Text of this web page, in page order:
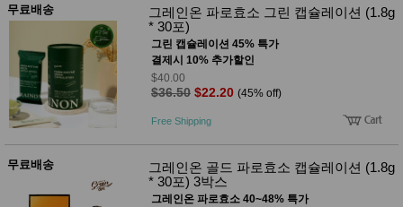
무료배송
그레인온 파로효소 그린 캡슐레이션 (1.8g
* 30포)
그린 캡슐레이션 45% 특가
결제시 10% 추가할인
$40.00
$36.50 $22.20 (45% off)
Free Shipping
무료배송
그레인온 골드 파로효소 캡슐레이션 (1.8g
* 30포) 3박스
그레인온 파로효소 40~48% 특가